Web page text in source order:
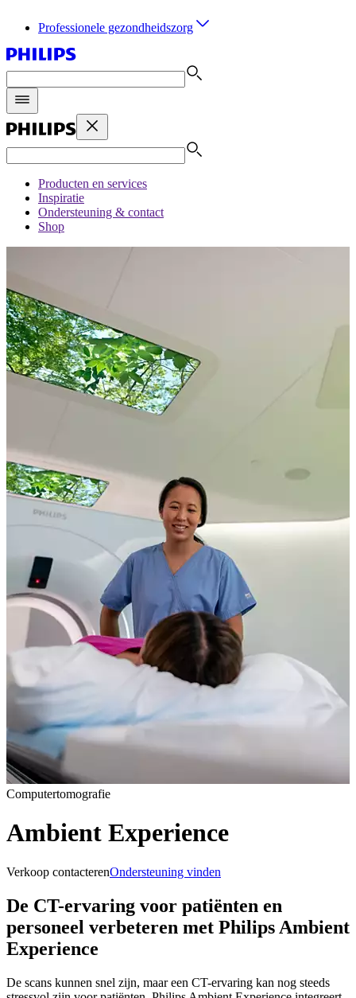
Professionele gezondheidszorg
Producten en services
Inspiratie
Ondersteuning & contact
Shop
Computertomografie
Ambient Experience
Verkoop contacterenOndersteuning vinden
De CT-ervaring voor patiënten en
personeel verbeteren met Philips Ambient
Experience
De scans kunnen snel zijn, maar een CT-ervaring kan nog steeds